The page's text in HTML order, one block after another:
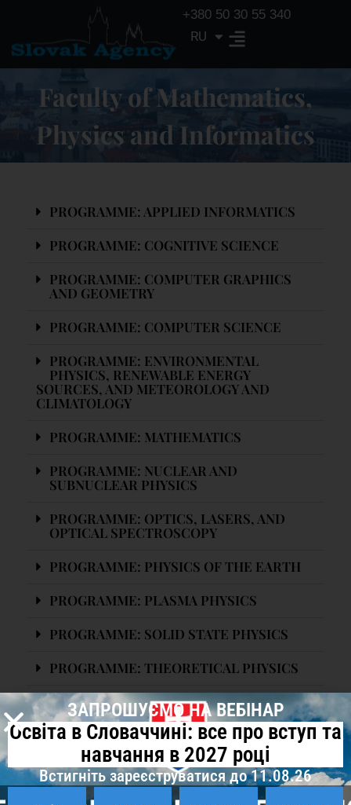
+380 50 30 55 340
RU
UA
Faculty of Mathematics,
Physics and Informatics
PROGRAMME: APPLIED INFORMATICS
PROGRAMME: COGNITIVE SCIENCE
PROGRAMME: COMPUTER GRAPHICS
AND GEOMETRY
PROGRAMME: COMPUTER SCIENCE
PROGRAMME: ENVIRONMENTAL
PHYSICS, RENEWABLE ENERGY
SOURCES, AND METEOROLOGY AND
CLIMATOLOGY
PROGRAMME: MATHEMATICS
PROGRAMME: NUCLEAR AND
SUBNUCLEAR PHYSICS
PROGRAMME: OPTICS, LASERS, AND
OPTICAL SPECTROSCOPY
PROGRAMME: PHYSICS OF THE EARTH
PROGRAMME: PLASMA PHYSICS
PROGRAMME: SOLID STATE PHYSICS
PROGRAMME: THEORETICAL PHYSICS
Consultation
ЗАПРОШУЄМО НА ВЕБІНАР
Освіта в Словаччині: все про вступ та
навчання в 2027 році
Встигніть зареєструватися до 11.08.26